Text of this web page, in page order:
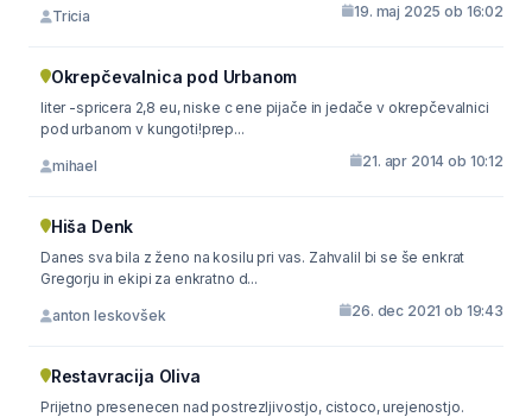
Tricia 19. maj 2025 ob 16:02
Okrepčevalnica pod Urbanom
liter -spricera 2,8 eu, niske c ene pijače in jedače v okrepčevalnici
pod urbanom v kungoti!prep...
mihael 21. apr 2014 ob 10:12
Hiša Denk
Danes sva bila z ženo na kosilu pri vas. Zahvalil bi se še enkrat
Gregorju in ekipi za enkratno d...
anton leskovšek 26. dec 2021 ob 19:43
Restavracija Oliva
Prijetno presenecen nad postrezljivostjo, cistoco, urejenostjo.